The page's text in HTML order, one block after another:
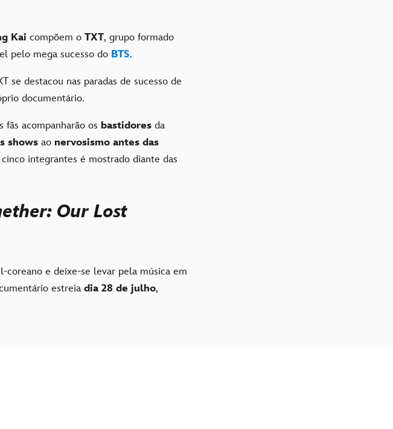
Kai compõem o TXT, grupo formado
pelo mega sucesso do BTS.
se destacou nas paradas de sucesso de
documentário.
fãs acompanharão os bastidores da
shows ao nervosismo antes das
cinco integrantes é mostrado diante das
Our Lost
coreano e deixe-se levar pela música em
estreia dia 28 de julho,